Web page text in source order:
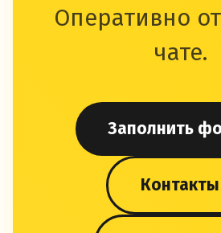
Оперативно
чате.
Заполнить
Контакты